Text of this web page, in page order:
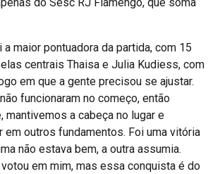
maior pontuadora da partida, com 15
centrais Thaisa e Julia Kudiess, com
em que a gente precisou se ajustar.
funcionaram no começo, então
mantivemos a cabeça no lugar e
em outros fundamentos. Foi uma vitória
não estava bem, a outra assumia.
em mim, mas essa conquista é do